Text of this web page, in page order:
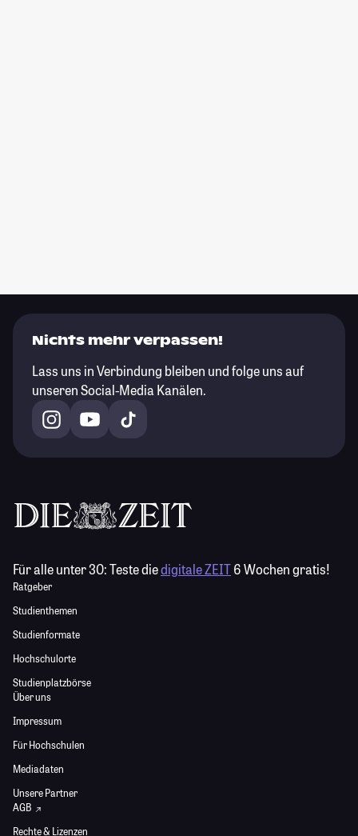
Nichts mehr verpassen!
Lass uns in Verbindung bleiben und folge uns auf
unseren Social-Media Kanälen.
Für alle unter 30:Teste diedigitale ZEIT6 Wochen gratis!
Ratgeber
Studienthemen
Studienformate
Hochschulorte
Studienplatzbörse
Über uns
Impressum
Für Hochschulen
Mediadaten
Unsere Partner
AGB
Rechte & Lizenzen